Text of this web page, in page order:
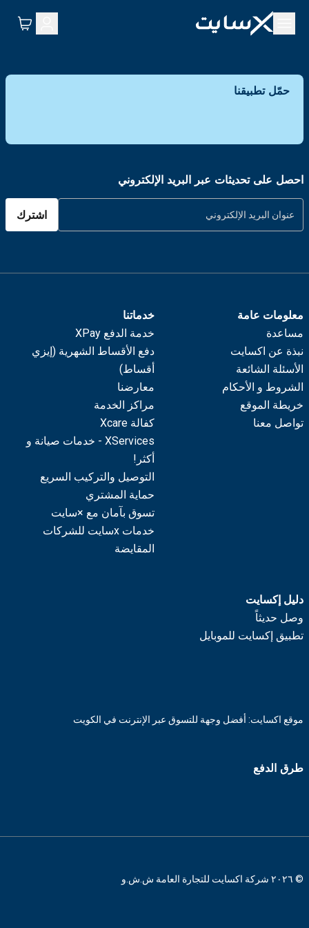
حمّل تطبيقنا
احصل على تحديثات عبر البريد الإلكتروني
اشترك
معلومات عامة
مساعدة
نبذة عن اكسايت
الأسئلة الشائعة
الشروط و الأحكام
خريطة الموقع
تواصل معنا
خدماتنا
خدمة الدفع XPay
دفع الأقساط الشهرية (إيزي
أقساط)
معارضنا
مراكز الخدمة
كفالة Xcare
XServices - خدمات صيانة و
أكثر!
التوصيل والتركيب السريع
حماية المشتري
تسوق بآمان مع ×سايت
خدمات xسايت للشركات
المقايضة
دليل إكسايت
وصل حديثاً
تطبيق إكسايت للموبايل
موقع اكسايت: أفضل وجهة للتسوق عبر الإنترنت في الكويت
طرق الدفع
© ٢٠٢٦ شركة اكسايت للتجارة العامة ش.ش.و